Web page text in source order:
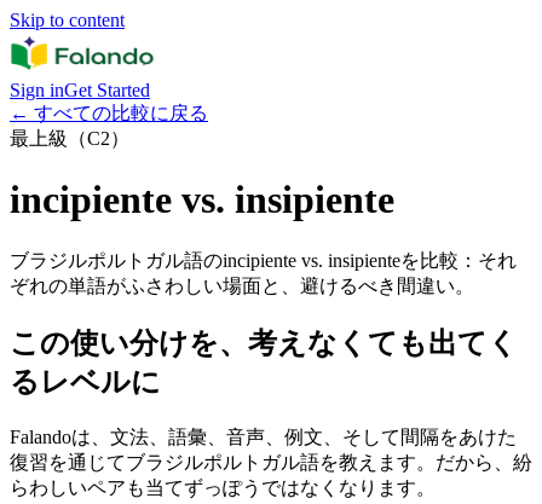
Skip to content
Sign inGet Started
← すべての比較に戻る
最上級（C2）
incipiente vs. insipiente
ブラジルポルトガル語のincipiente vs. insipienteを比較：それ
ぞれの単語がふさわしい場面と、避けるべき間違い。
この使い分けを、考えなくても出てく
るレベルに
Falandoは、文法、語彙、音声、例文、そして間隔をあけた
復習を通じてブラジルポルトガル語を教えます。だから、紛
らわしいペアも当てずっぽうではなくなります。